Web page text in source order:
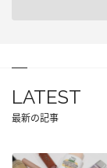
LATEST
最新の記事